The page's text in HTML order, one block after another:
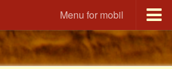
Menu for mobil